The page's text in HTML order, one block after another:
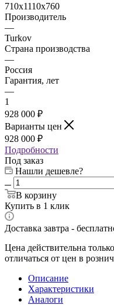
710x1110x760
Производитель
—
Turkov
Страна производства
—
Россия
Гарантия, лет
—
1
928 000 ₽
Варианты цен
928 000 ₽
Подробности
Под заказ
Нашли дешевле?
В корзину
Купить в 1 клик
Доставка завтра -
Цена действительна
отличаться от цен в
Описание
Характеристики
Аналоги